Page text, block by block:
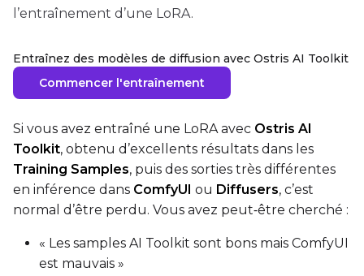
l’entraînement d’une LoRA.
Entraînez des modèles de diffusion avec Ostris AI Toolkit
Commencer l'entraînement
Si vous avez entraîné une LoRA avec Ostris AI
Toolkit, obtenu d’excellents résultats dans les
Training Samples, puis des sorties très différentes
en inférence dans ComfyUI ou Diffusers, c’est
normal d’être perdu. Vous avez peut‑être cherché :
« Les samples AI Toolkit sont bons mais ComfyUI
est mauvais »